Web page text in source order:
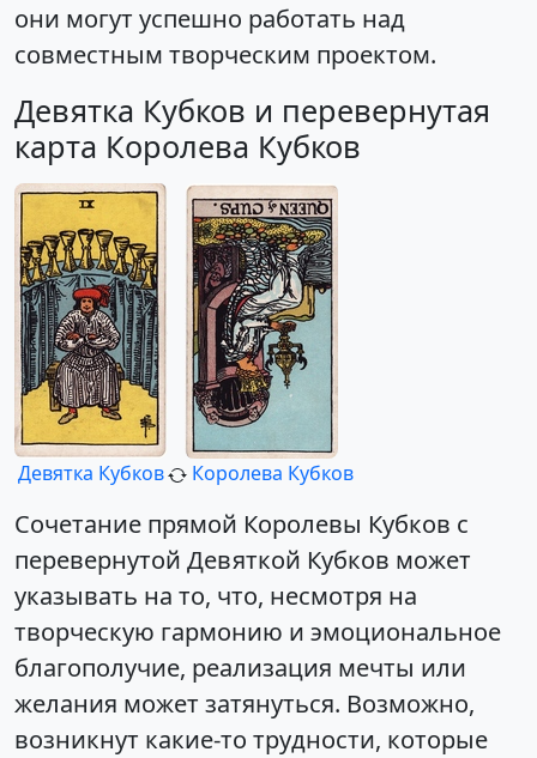
они могут успешно работать над
совместным творческим проектом.
Девятка Кубков и перевернутая
карта Королева Кубков
Девятка Кубков Королева Кубков
Сочетание прямой Королевы Кубков с
перевернутой Девяткой Кубков может
указывать на то, что, несмотря на
творческую гармонию и эмоциональное
благополучие, реализация мечты или
желания может затянуться. Возможно,
возникнут какие-то трудности, которые